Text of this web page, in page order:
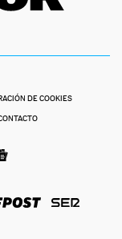
DE COOKIES